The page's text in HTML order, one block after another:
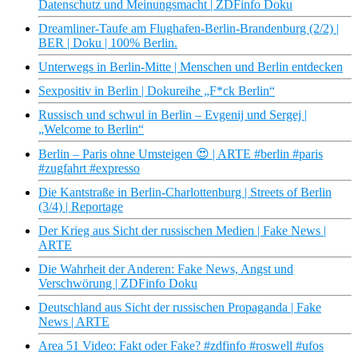
Datenschutz und Meinungsmacht | ZDFinfo Doku
Dreamliner-Taufe am Flughafen-Berlin-Brandenburg (2/2) |
BER | Doku | 100% Berlin.
Unterwegs in Berlin-Mitte | Menschen und Berlin entdecken
Sexpositiv in Berlin | Dokureihe „F*ck Berlin“
Russisch und schwul in Berlin – Evgenij und Sergej |
„Welcome to Berlin“
Berlin – Paris ohne Umsteigen 😍 | ARTE #berlin #paris
#zugfahrt #expresso
Die Kantstraße in Berlin-Charlottenburg | Streets of Berlin
(3/4) | Reportage
Der Krieg aus Sicht der russischen Medien | Fake News |
ARTE
Die Wahrheit der Anderen: Fake News, Angst und
Verschwörung | ZDFinfo Doku
Deutschland aus Sicht der russischen Propaganda | Fake
News | ARTE
Area 51 Video: Fakt oder Fake? #zdfinfo #roswell #ufos